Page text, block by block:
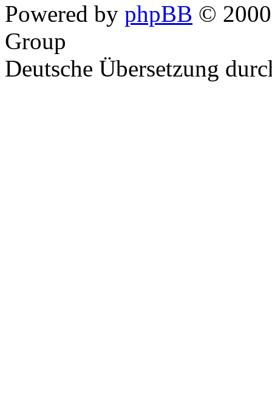
Powered by phpBB ©
Group
Deutsche Übersetzung